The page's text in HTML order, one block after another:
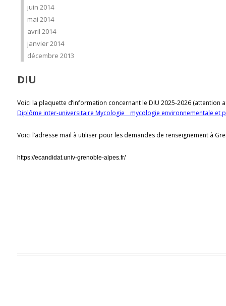
juin 2014
mai 2014
avril 2014
janvier 2014
décembre 2013
DIU
Voici la plaquette d’information concernant le DIU 2025-2026 (attention
Diplôme inter-universitaire Mycologie _ mycologie environnementale et
Voici l’adresse mail à utiliser pour les demandes de renseignement à
https://ecandidat.univ-grenoble-alpes.fr/